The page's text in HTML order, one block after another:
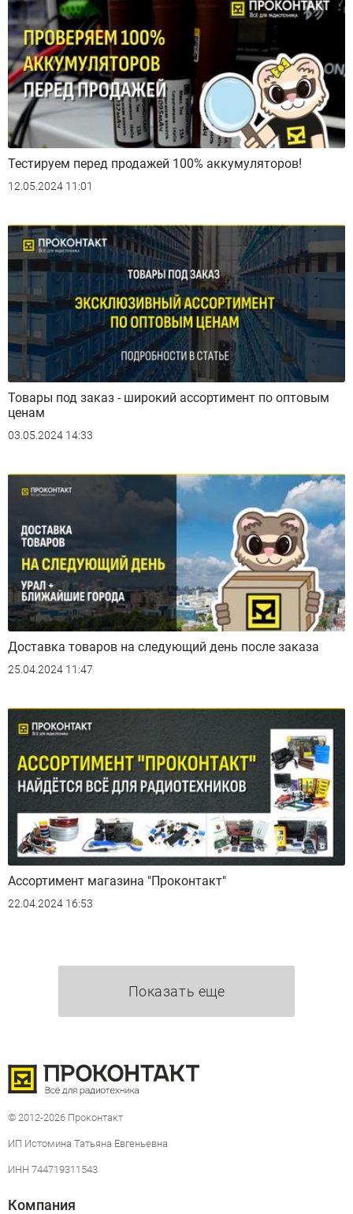
Тестируем перед продажей 100% аккумуляторов!
12.05.2024 11:01
Товары под заказ - широкий ассортимент по оптовым
ценам
03.05.2024 14:33
Доставка товаров на следующий день после заказа
25.04.2024 11:47
Ассортимент магазина "Проконтакт"
22.04.2024 16:53
Показать еще
© 2012-2026 Проконтакт
ИП Истомина Татьяна Евгеньевна
ИНН 744719311543
Компания